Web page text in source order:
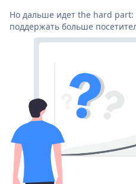
Но дальше идет the hard part:
поддержать больше